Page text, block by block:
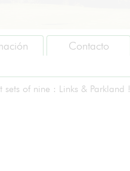
Contacto
of nine : Links & Parkland !